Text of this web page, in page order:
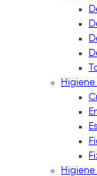
Higiene